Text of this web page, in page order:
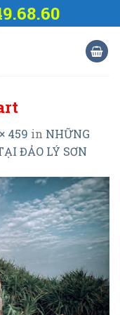
459 in NHỮNG
ĐẢO LÝ SƠN